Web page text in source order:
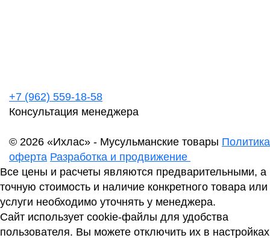
+7 (962) 559-18-58
Консультация менеджера
© 2026 «Ихлас» - Мусульманские товары
оферта Разработка и продвижение
Все цены и расчеты являются предварительными, а
точную стоимость и наличие конкретного товара или
услуги необходимо уточнять у менеджера.
Сайт использует cookie-файлы для удобства
пользователя. Вы можете отключить их в настройках